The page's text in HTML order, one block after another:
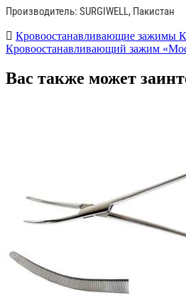
Производитель: SURGIWELL, Пакистан
Кровоостанавливающие зажимы
Кровоостанавливающий зажим
Вас также может